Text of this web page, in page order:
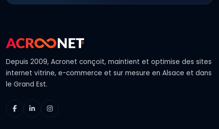
Depuis 2009, Acronet conçoit, maintient et optimise des sites
internet vitrine, e-commerce et sur mesure en Alsace et dans
le Grand Est.